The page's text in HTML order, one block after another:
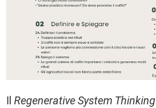
Il Regenerative System Thinking